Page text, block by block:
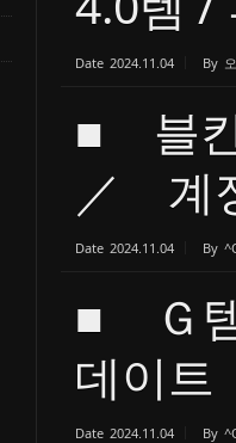
Date 2024.11.04 By
■ 블
／ 계
Date 2024.11.04 By
■ Ｇ
데이트
Date 2024.11.04 By